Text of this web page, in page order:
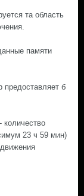
та область
памяти
предоставляет б
количество
23 ч 59 мин)